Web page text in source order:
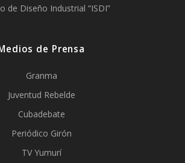
de Diseño Industrial “ISDI”
de Prensa
Granma
Juventud Rebelde
Cubadebate
Periódico Girón
TV Yumurí